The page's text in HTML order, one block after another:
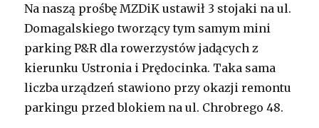
Na naszą prośbę MZDiK ustawił 3 stojaki na ul.
Domagalskiego tworzący tym samym mini
parking P&R dla rowerzystów jadących z
kierunku Ustronia i Prędocinka. Taka sama
liczba urządzeń stawiono przy okazji remontu
parkingu przed blokiem na ul. Chrobrego 48.